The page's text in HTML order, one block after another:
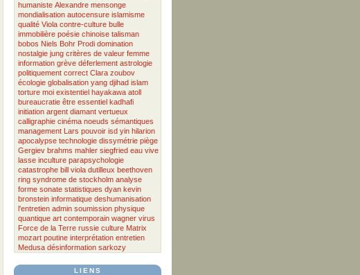
humaniste Alexandre mensonge
mondialisation autocensure islamisme
qualité Viola contre-culture bulle
immobilière poésie chinoise talisman
bobos Niels Bohr Prodi domination
nostalgie jung critères de valeur femme
information grève déferlement astrologie
politiquement correct Clara zoubov
écologie globalisation yang djihad islam
torture moi existentiel hayakawa atoll
bureaucratie être essentiel kadhafi
initiation argent diamant vertueux
calligraphie cinéma noeuds sémantiques
management Lars pouvoir isd yin hilarion
apocalypse technologie dissymétrie piège
Gergiev brahms mahler siegfried eau vive
lasse inculture parapsychologie
catastrophe bill viola dutilleux beethoven
ring syndrome de stockholm analyse
forme sonate statistiques dyan kevin
bronstein informatique deshumanisation
l'entretien admin soumission physique
quantique art contemporain wagner virus
Force de la Terre russie culture Matrix
mozart poutine interprétation entretien
Medusa désinformation sarkozy
LIENS